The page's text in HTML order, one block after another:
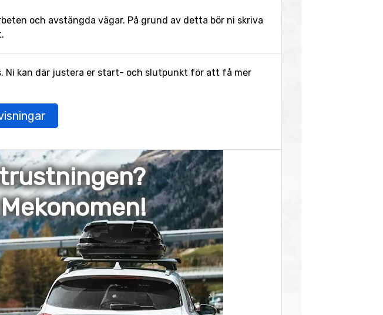
och avstängda vägar. På grund av detta bör ni skriva
Ni kan där justera er start- och slutpunkt för att få mer